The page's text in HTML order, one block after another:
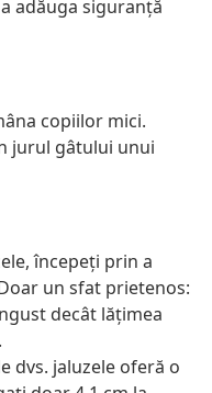
adăuga siguranță
copiilor mici.
jurul gâtului unui
începeți prin a
un sfat prietenos:
decât lățimea
dvs. jaluzele oferă o